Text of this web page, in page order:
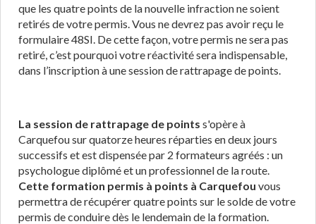
que les quatre points de la nouvelle infraction ne soient
retirés de votre permis. Vous ne devrez pas avoir reçu le
formulaire 48SI. De cette façon, votre permis ne sera pas
retiré, c’est pourquoi votre réactivité sera indispensable,
dans l’inscription à une session de rattrapage de points.
La session de rattrapage de points s'opère à
Carquefou sur quatorze heures réparties en deux jours
successifs et est dispensée par 2 formateurs agréés : un
psychologue diplômé et un professionnel de la route.
Cette formation permis à points à Carquefou vous
permettra de récupérer quatre points sur le solde de votre
permis de conduire dès le lendemain de la formation.